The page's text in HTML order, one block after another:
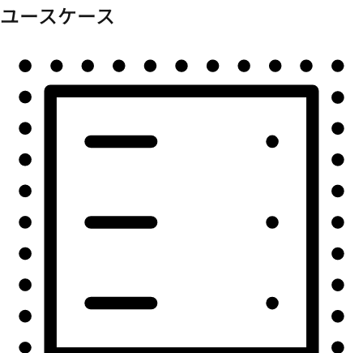
ユースケース